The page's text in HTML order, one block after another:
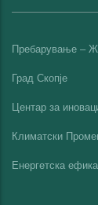
Пребарување –
Град Скопје
Центар за
Климатски
Енергетска